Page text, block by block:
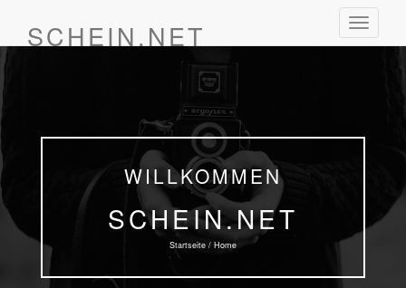
Schalte
SCHEIN.NET
WILLKOMMEN
SCHEIN.NET
Startseite / Home